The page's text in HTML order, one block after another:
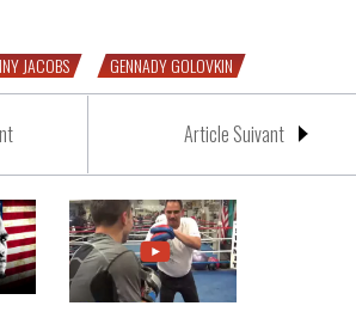
JACOBS GENNADY GOLOVKIN
Article Suivant